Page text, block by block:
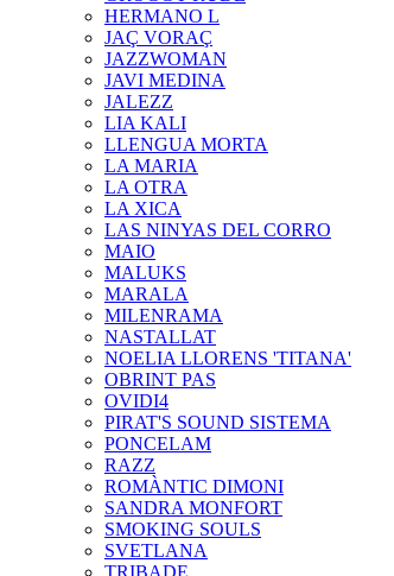
HERMANO L
JAÇ VORAÇ
JAZZWOMAN
JAVI MEDINA
JALEZZ
LIA KALI
LLENGUA MORTA
LA MARIA
LA OTRA
LA XICA
LAS NINYAS DEL CORRO
MAIO
MALUKS
MARALA
MILENRAMA
NASTALLAT
NOELIA LLORENS 'TITANA'
OBRINT PAS
OVIDI4
PIRAT'S SOUND SISTEMA
PONCELAM
RAZZ
ROMÀNTIC DIMONI
SANDRA MONFORT
SMOKING SOULS
SVETLANA
TRIBADE